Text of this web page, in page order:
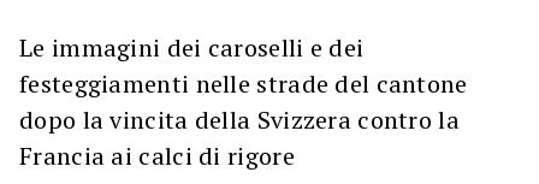
Le immagini dei caroselli e dei
festeggiamenti nelle strade del cantone
dopo la vincita della Svizzera contro la
Francia ai calci di rigore